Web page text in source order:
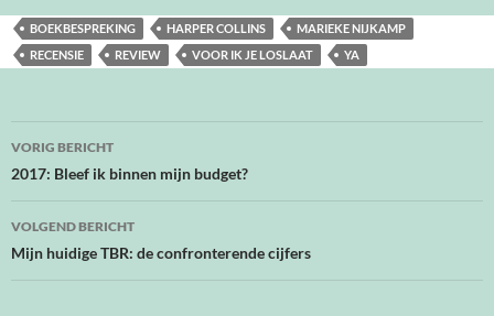
BOEKBESPREKING HARPER COLLINS
MARIEKE NIJKAMP
RECENSIE
REVIEW VOOR IK JE LOSLAAT YA
Bericht
navigatie
VORIG BERICHT
2017: Bleef ik binnen mijn budget?
VOLGEND BERICHT
Mijn huidige TBR: de confronterende cijfers